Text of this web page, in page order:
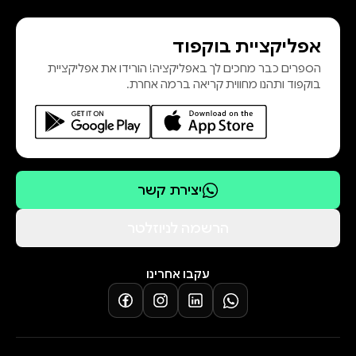
אפליקציית בוקפוד
הספרים כבר מחכים לך באפליקציה! הורידו את אפליקציית
בוקפוד ותהנו מחווית קריאה ברמה אחרת.
יצירת קשר
עקבו אחרינו